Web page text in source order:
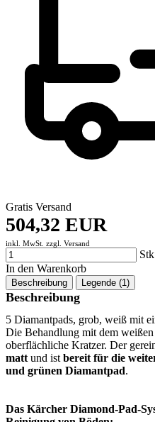
Gratis Versand
504,32 EUR
inkl. MwSt. zzgl. Versand
In den Warenkorb
Beschreibung Legende (1)
Beschreibung
5 Diamantpads, grob, weiß mit
Die Behandlung mit dem
oberflächliche Kratzer. Der
matt und ist bereit für die
und grünen Diamantpad.
Das Kärcher Diamond-Pad-